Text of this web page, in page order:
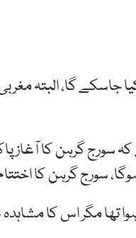
گا، البتہ مغربی